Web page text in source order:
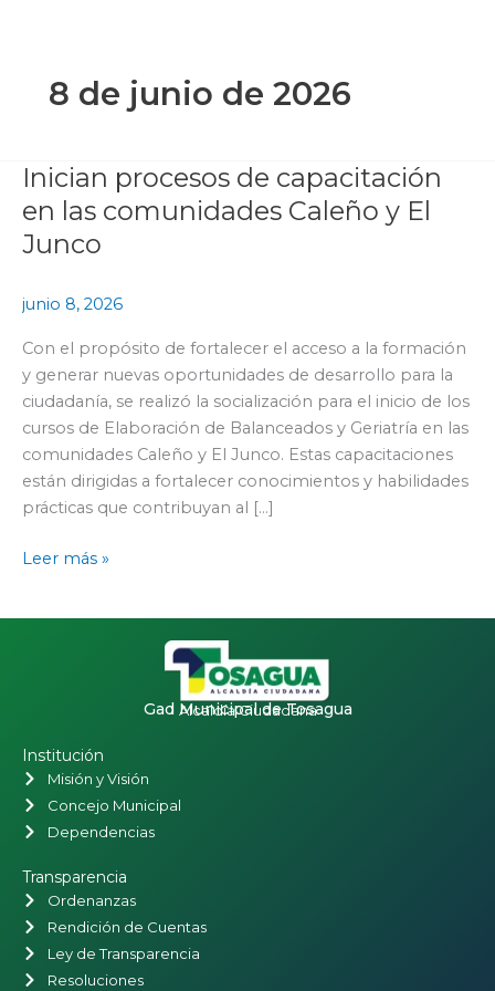
8 de junio de 2026
Inician procesos de capacitación
en las comunidades Caleño y El
Junco
junio 8, 2026
Con el propósito de fortalecer el acceso a la formación
y generar nuevas oportunidades de desarrollo para la
ciudadanía, se realizó la socialización para el inicio de los
cursos de Elaboración de Balanceados y Geriatría en las
comunidades Caleño y El Junco. Estas capacitaciones
están dirigidas a fortalecer conocimientos y habilidades
prácticas que contribuyan al […]
Inician
procesos
de
capacitación
las
Caleño
y
El
Junco
Leer más »
Gad Municipal de Tosagua
Alcaldía Ciudadana
Institución
Misión y Visión
Concejo Municipal
Dependencias
Transparencia
Ordenanzas
Rendición de Cuentas
Ley de Transparencia
Resoluciones